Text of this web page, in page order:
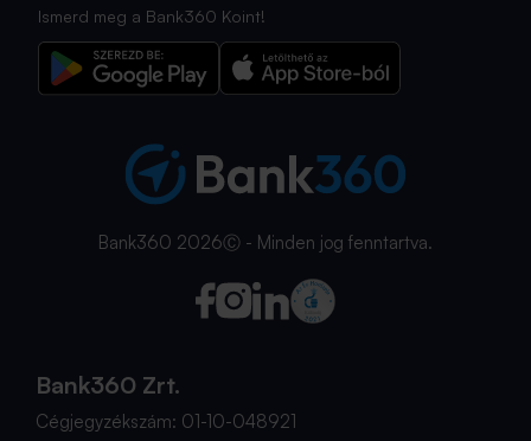
Ismerd meg a Bank360 Koint!
Bank360 2026Ⓒ - Minden jog fenntartva.
Bank360 Zrt.
Cégjegyzékszám: 01-10-048921